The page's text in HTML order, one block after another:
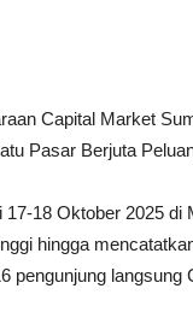
Capital Market
Pasar Berjuta
18 Oktober 2025
hingga
pengunjung